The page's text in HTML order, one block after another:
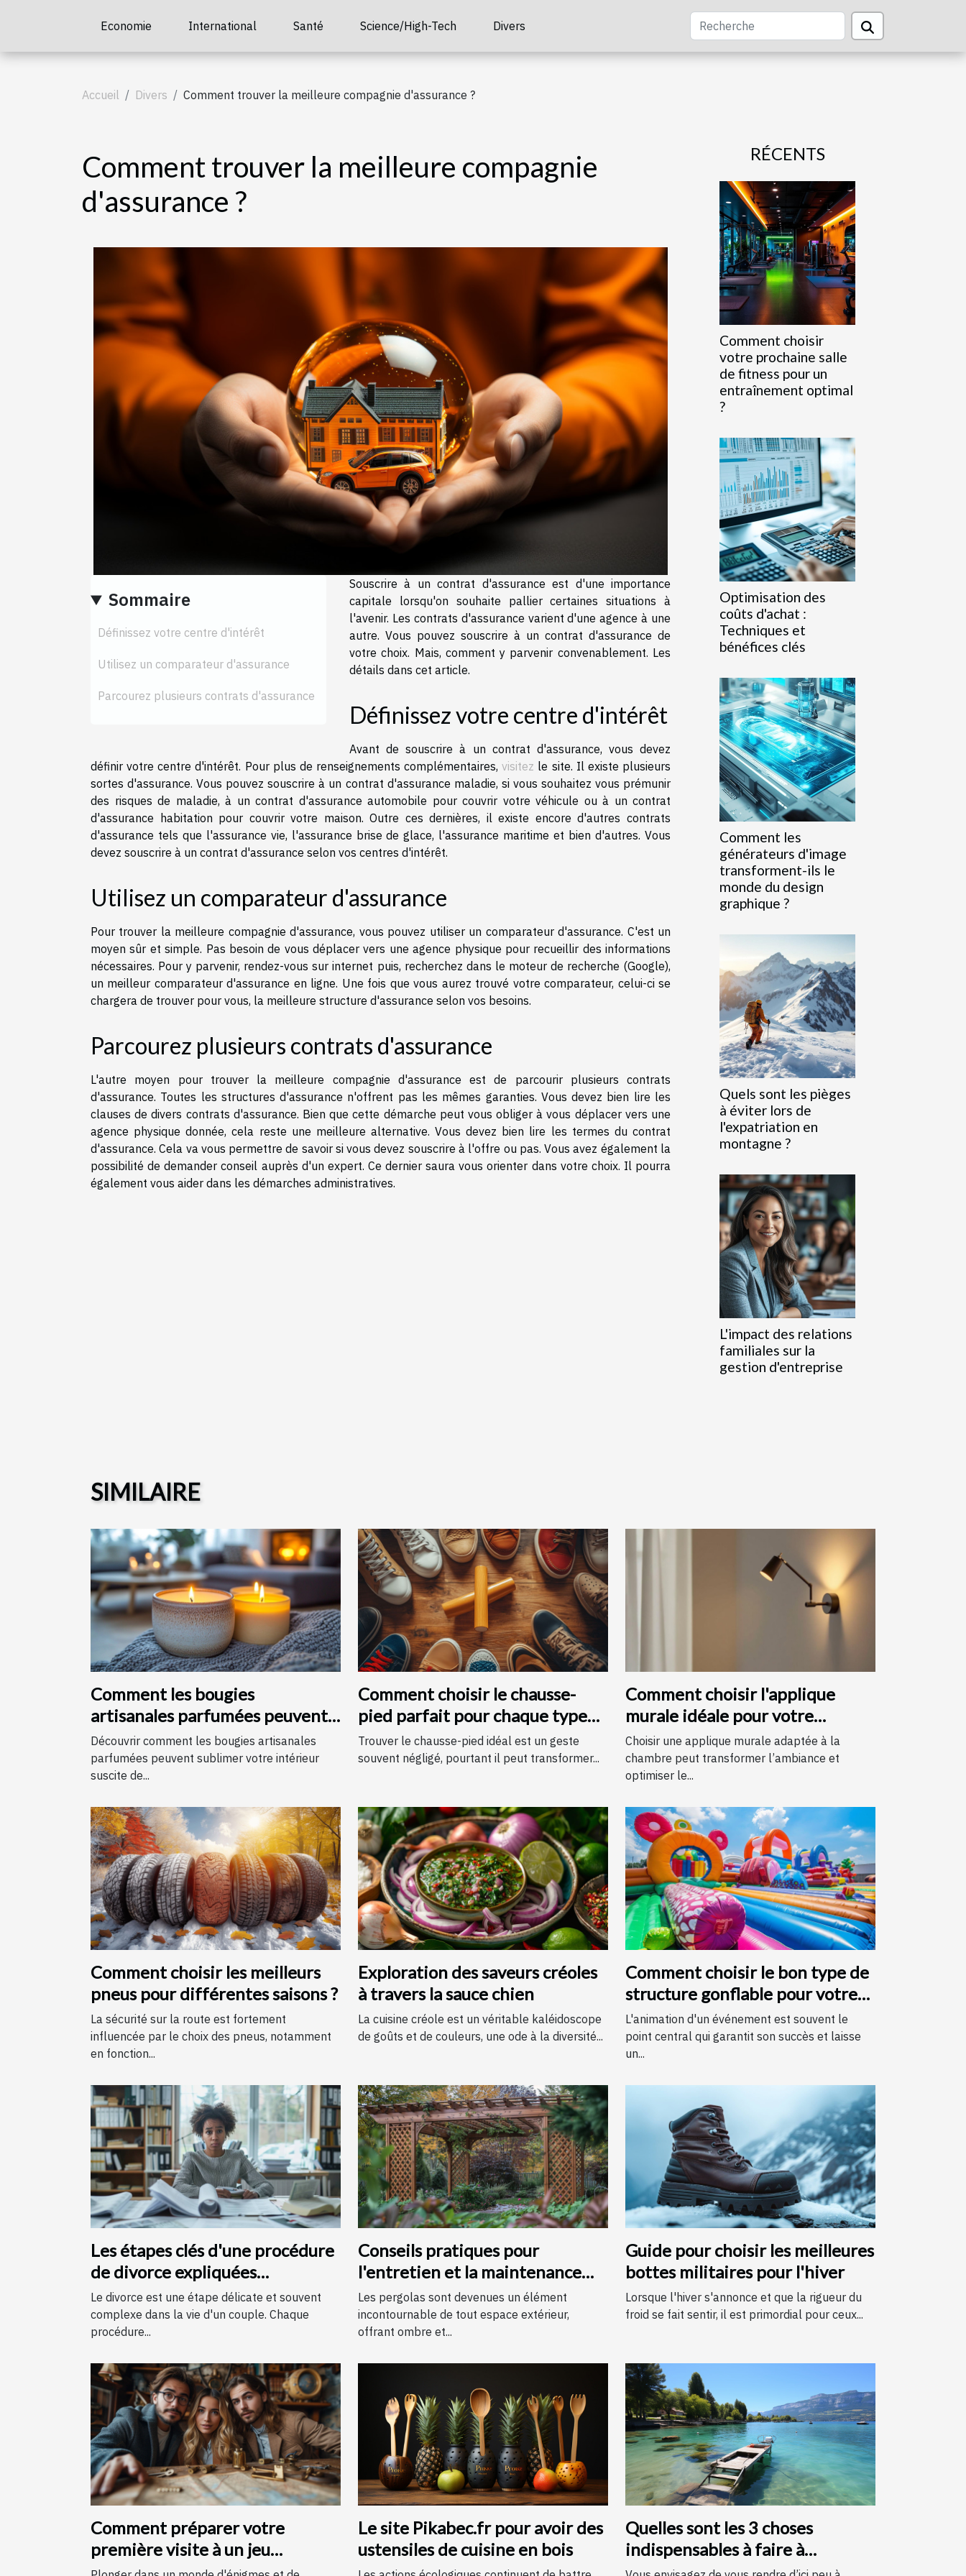
Economie International Santé Science/High-Tech Divers
Accueil Divers Comment trouver la meilleure compagnie d'assurance ?
Comment trouver la meilleure compagnie
d'assurance ?
Sommaire
Définissez votre centre d'intérêt
Utilisez un comparateur d'assurance
Parcourez plusieurs contrats d'assurance
Souscrire à un contrat d'assurance est d'une importance
capitale lorsqu'on souhaite pallier certaines situations à
l'avenir. Les contrats d'assurance varient d'une agence à une
autre. Vous pouvez souscrire à un contrat d'assurance de
votre choix. Mais, comment y parvenir convenablement. Les
détails dans cet article.
Définissez votre centre d'intérêt
Avant de souscrire à un contrat d'assurance, vous devez
définir votre centre d'intérêt. Pour plus de renseignements complémentaires,visitez le site. Il existe plusieurs
sortes d'assurance. Vous pouvez souscrire à un contrat d'assurance maladie, si vous souhaitez vous prémunir
des risques de maladie, à un contrat d'assurance automobile pour couvrir votre véhicule ou à un contrat
d'assurance habitation pour couvrir votre maison. Outre ces dernières, il existe encore d'autres contrats
d'assurance tels que l'assurance vie, l'assurance brise de glace, l'assurance maritime et bien d'autres. Vous
devez souscrire à un contrat d'assurance selon vos centres d'intérêt.
Utilisez un comparateur d'assurance
Pour trouver la meilleure compagnie d'assurance, vous pouvez utiliser un comparateur d'assurance. C'est un
moyen sûr et simple. Pas besoin de vous déplacer vers une agence physique pour recueillir des informations
nécessaires. Pour y parvenir, rendez-vous sur internet puis, recherchez dans le moteur de recherche (Google),
un meilleur comparateur d'assurance en ligne. Une fois que vous aurez trouvé votre comparateur, celui-ci se
chargera de trouver pour vous, la meilleure structure d'assurance selon vos besoins.
Parcourez plusieurs contrats d'assurance
L'autre moyen pour trouver la meilleure compagnie d'assurance est de parcourir plusieurs contrats
d'assurance. Toutes les structures d'assurance n'offrent pas les mêmes garanties. Vous devez bien lire les
clauses de divers contrats d'assurance. Bien que cette démarche peut vous obliger à vous déplacer vers une
agence physique donnée, cela reste une meilleure alternative. Vous devez bien lire les termes du contrat
d'assurance. Cela va vous permettre de savoir si vous devez souscrire à l'offre ou pas. Vous avez également la
possibilité de demander conseil auprès d'un expert. Ce dernier saura vous orienter dans votre choix. Il pourra
également vous aider dans les démarches administratives.
RÉCENTS
Comment choisir
votre prochaine salle
de fitness pour un
entraînement optimal
?
Optimisation des
coûts d'achat :
Techniques et
bénéfices clés
Comment les
générateurs d'image
transforment-ils le
monde du design
graphique ?
Quels sont les pièges
à éviter lors de
l'expatriation en
montagne ?
L'impact des relations
familiales sur la
gestion d'entreprise
SIMILAIRE
Comment les bougies
artisanales parfumées peuvent
améliorer votre intérieur
Découvrir comment les bougies artisanales
parfumées peuvent sublimer votre intérieur
suscite de...
Comment choisir le chausse-
pied parfait pour chaque type
de chaussure
Trouver le chausse-pied idéal est un geste
souvent négligé, pourtant il peut transformer...
Comment choisir l'applique
murale idéale pour votre
chambre
Choisir une applique murale adaptée à la
chambre peut transformer l’ambiance et
optimiser le...
Comment choisir les meilleurs
pneus pour différentes saisons ?
La sécurité sur la route est fortement
influencée par le choix des pneus, notamment
en fonction...
Exploration des saveurs créoles
à travers la sauce chien
La cuisine créole est un véritable kaléidoscope
de goûts et de couleurs, une ode à la diversité...
Comment choisir le bon type de
structure gonflable pour votre
événement
L'animation d'un événement est souvent le
point central qui garantit son succès et laisse
un...
Les étapes clés d'une procédure
de divorce expliquées
simplement
Le divorce est une étape délicate et souvent
complexe dans la vie d'un couple. Chaque
procédure...
Conseils pratiques pour
l'entretien et la maintenance
des pergolas
Les pergolas sont devenues un élément
incontournable de tout espace extérieur,
offrant ombre et...
Guide pour choisir les meilleures
bottes militaires pour l'hiver
Lorsque l'hiver s'annonce et que la rigueur du
froid se fait sentir, il est primordial pour ceux...
Comment préparer votre
première visite à un jeu
d'évasion : conseils et astuces
Le site Pikabec.fr pour avoir des
ustensiles de cuisine en bois
Quelles sont les 3 choses
indispensables à faire à
Annecy ?